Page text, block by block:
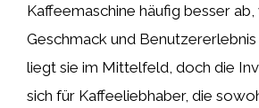
Kaffeemaschine häufig besser
Geschmack und Benutzererlebnis
liegt sie im Mittelfeld, doch die
sich für Kaffeeliebhaber, die